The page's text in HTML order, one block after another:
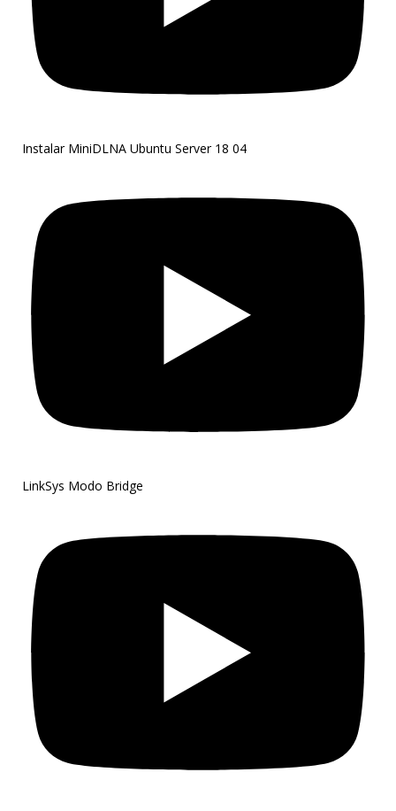
Instalar MiniDLNA Ubuntu Server 18 04
LinkSys Modo Bridge